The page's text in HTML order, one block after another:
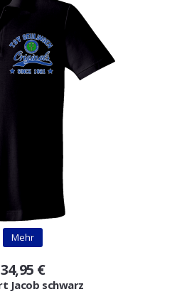
Mehr
34,95 €
Jacob schwarz